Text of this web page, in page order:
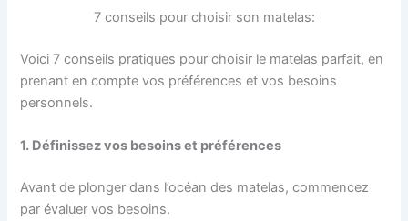
7 conseils pour choisir son matelas:
Voici 7 conseils pratiques pour choisir le matelas parfait, en
prenant en compte vos préférences et vos besoins
personnels.
1. Définissez vos besoins et préférences
Avant de plonger dans l’océan des matelas, commencez
par évaluer vos besoins.